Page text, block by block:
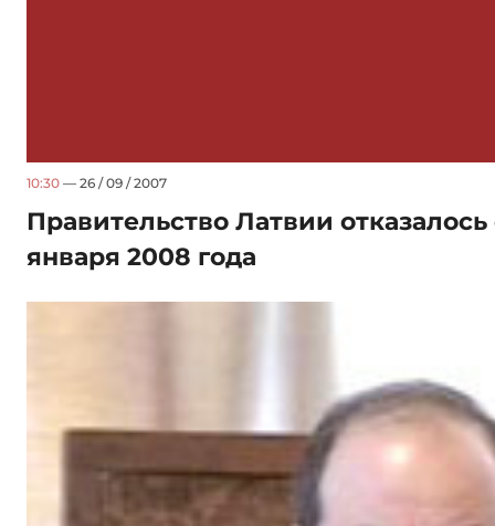
10:30 — 26 / 09 / 2007
Правительство Латвии
января 2008 года